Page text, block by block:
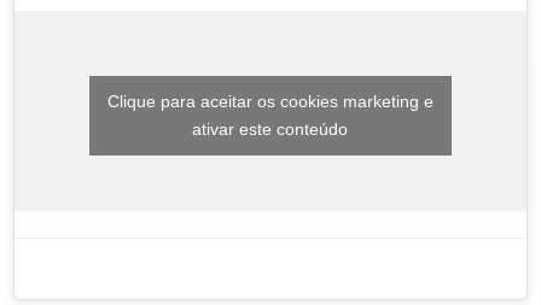
Clique para aceitar os cookies marketing e
ativar este conteúdo